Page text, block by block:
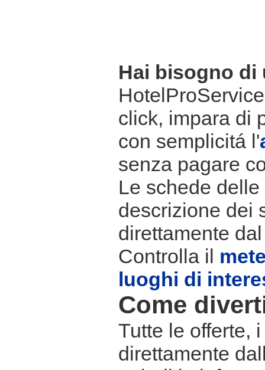
Hai bisogno di
click, impara di
con semplicitá l'
senza pagare
Le schede
descrizione dei
direttamente
Controlla il
luoghi di
Come
Tutte le offerte,
direttamente